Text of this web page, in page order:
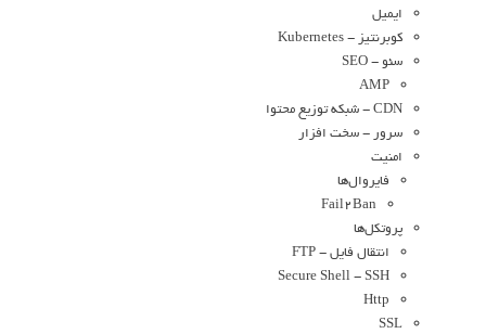
ایمیل
کوبرنتیز - Kubernetes
سئو - SEO
AMP
CDN - شبکه توزیع محتوا
سرور - سخت افزار
امنیت
فایروال‌ها
Fail2Ban
پروتکل‌ها
انتقال فایل - FTP
Secure Shell - SSH
Http
SSL